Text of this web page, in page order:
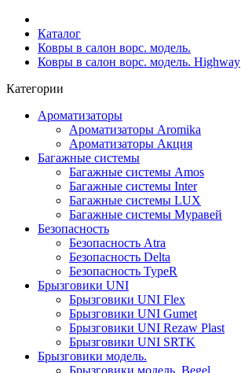
Каталог
Ковры в салон ворс. модель.
Ковры в салон ворс. модель. Highway
Категории
Ароматизаторы
Ароматизаторы Aromika
Ароматизаторы Акция
Багажные системы
Багажные системы Amos
Багажные системы Inter
Багажные системы LUX
Багажные системы Муравей
Безопасность
Безопасность Atra
Безопасность Delta
Безопасность TypeR
Брызговики UNI
Брызговики UNI Flex
Брызговики UNI Gumet
Брызговики UNI Rezaw Plast
Брызговики UNI SRTK
Брызговики модель.
Брызговики модель. Begel